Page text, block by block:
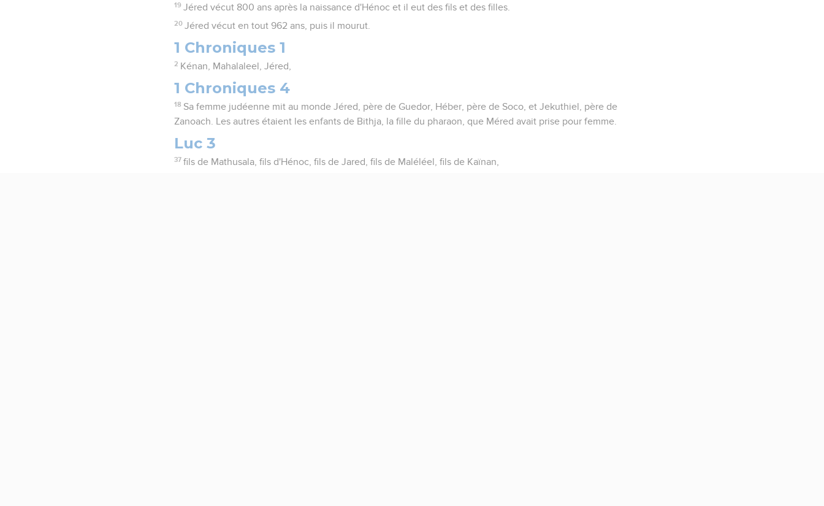
19 Jéred vécut 800 ans après la naissance d'Hénoc et il eut des fils et des filles.
20 Jéred vécut en tout 962 ans, puis il mourut.
1 Chroniques 1
2 Kénan, Mahalaleel, Jéred,
1 Chroniques 4
18 Sa femme judéenne mit au monde Jéred, père de Guedor, Héber, père de Soco, et Jekuthiel, père de
Zanoach. Les autres étaient les enfants de Bithja, la fille du pharaon, que Méred avait prise pour femme.
Luc 3
37 fils de Mathusala, fils d'Hénoc, fils de Jared, fils de Maléléel, fils de Kaïnan,